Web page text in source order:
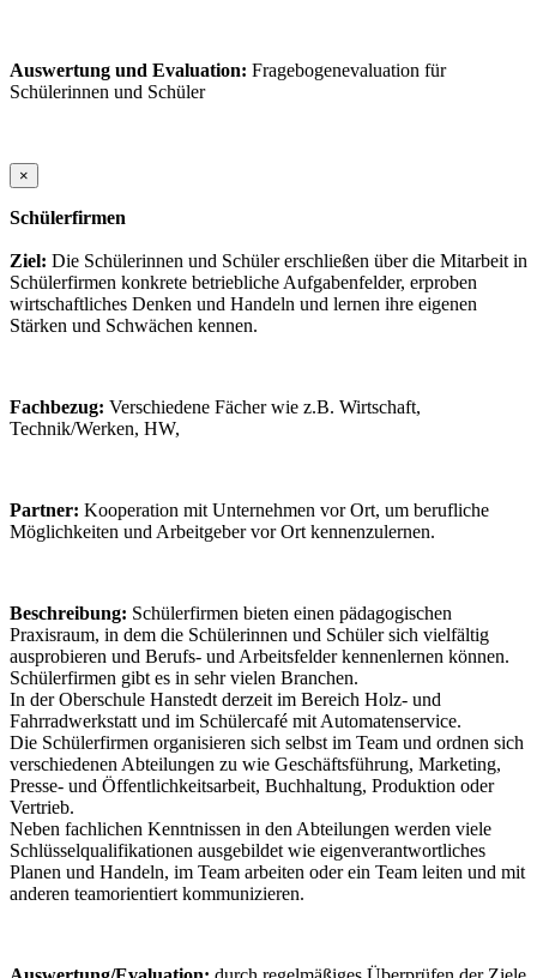
Auswertung und Evaluation: Fragebogenevaluation für
Schülerinnen und Schüler
×
Schülerfirmen
Ziel: Die Schülerinnen und Schüler erschließen über die Mitarbeit in
Schülerfirmen konkrete betriebliche Aufgabenfelder, erproben
wirtschaftliches Denken und Handeln und lernen ihre eigenen
Stärken und Schwächen kennen.
Fachbezug: Verschiedene Fächer wie z.B. Wirtschaft,
Technik/Werken, HW,
Partner: Kooperation mit Unternehmen vor Ort, um berufliche
Möglichkeiten und Arbeitgeber vor Ort kennenzulernen.
Beschreibung: Schülerfirmen bieten einen pädagogischen
Praxisraum, in dem die Schülerinnen und Schüler sich vielfältig
ausprobieren und Berufs- und Arbeitsfelder kennenlernen können.
Schülerfirmen gibt es in sehr vielen Branchen.
In der Oberschule Hanstedt derzeit im Bereich Holz- und
Fahrradwerkstatt und im Schülercafé mit Automatenservice.
Die Schülerfirmen organisieren sich selbst im Team und ordnen sich
verschiedenen Abteilungen zu wie Geschäftsführung, Marketing,
Presse- und Öffentlichkeitsarbeit, Buchhaltung, Produktion oder
Vertrieb.
Neben fachlichen Kenntnissen in den Abteilungen werden viele
Schlüsselqualifikationen ausgebildet wie eigenverantwortliches
Planen und Handeln, im Team arbeiten oder ein Team leiten und mit
anderen teamorientiert kommunizieren.